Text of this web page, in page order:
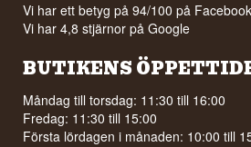
Vi har ett betyg på 94/100 på Facebook
Vi har 4,8 stjärnor på Google
BUTIKENS
Måndag till torsdag: 11:30 till 16:00
Fredag: 11:30 till 15:00
Första lördagen i månaden: 10:00 till